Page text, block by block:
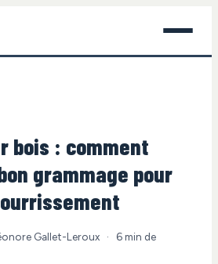
bois : comment
grammage pour
Gallet-Leroux ·
6 min de